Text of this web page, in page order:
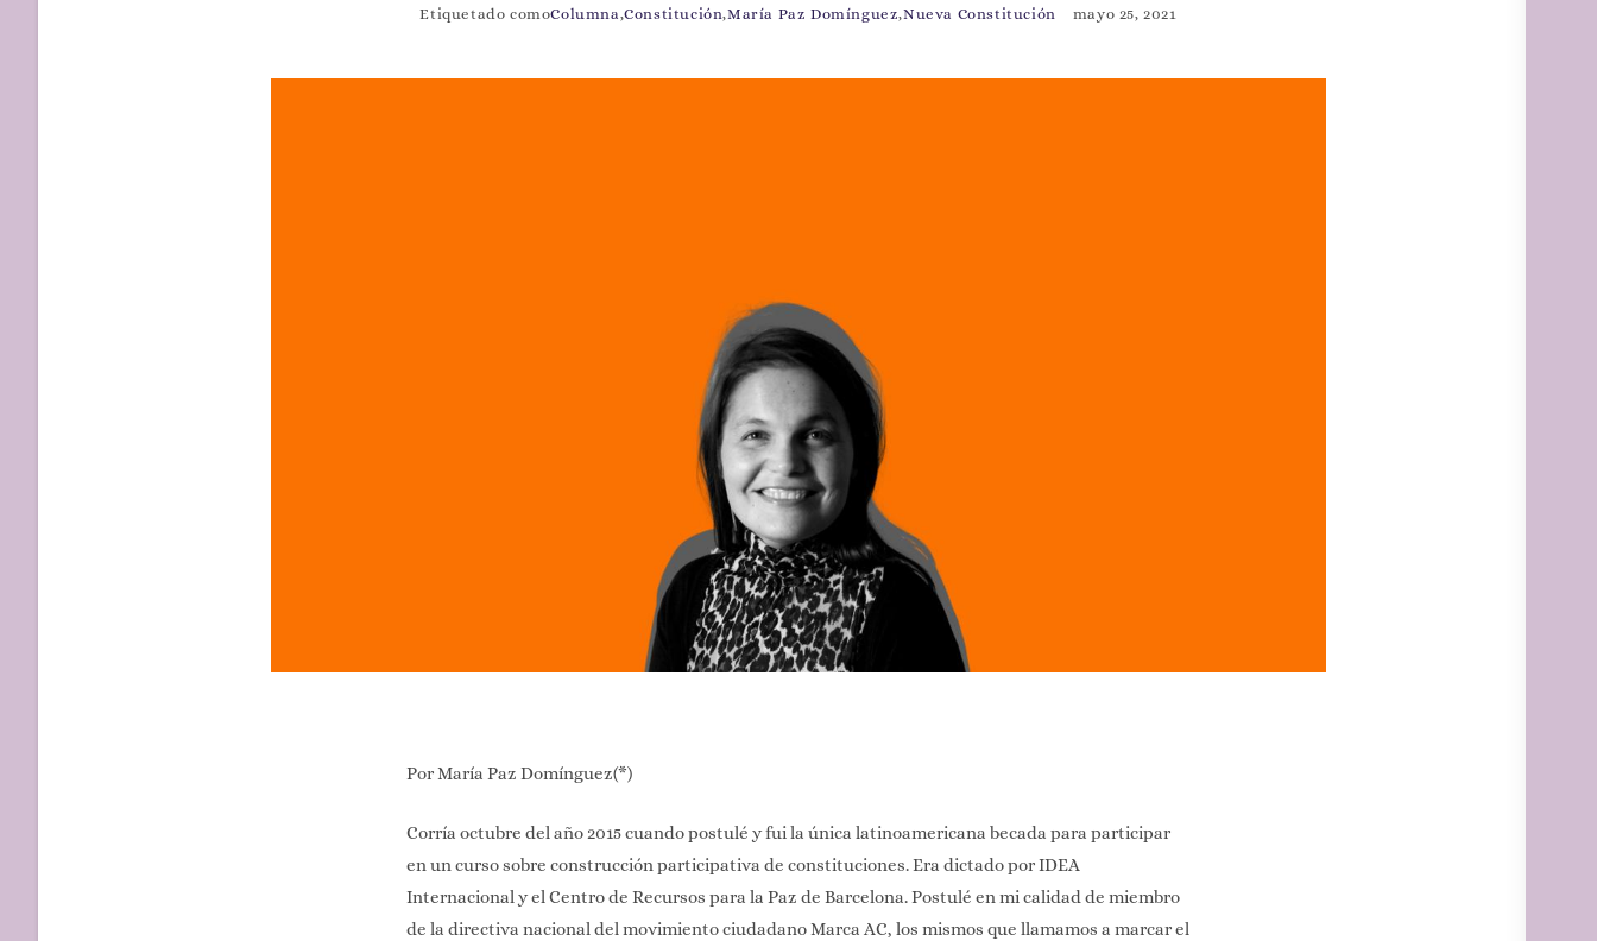
Etiquetado comoColumna,Constitución,María Paz Domínguez,Nueva Constitución mayo 25, 2021
Por María Paz Domínguez(*)
Corría octubre del año 2015 cuando postulé y fui la única latinoamericana becada para participar
en un curso sobre construcción participativa de constituciones. Era dictado por IDEA
Internacional y el Centro de Recursos para la Paz de Barcelona. Postulé en mi calidad de miembro
de la directiva nacional del movimiento ciudadano Marca AC, los mismos que llamamos a marcar el